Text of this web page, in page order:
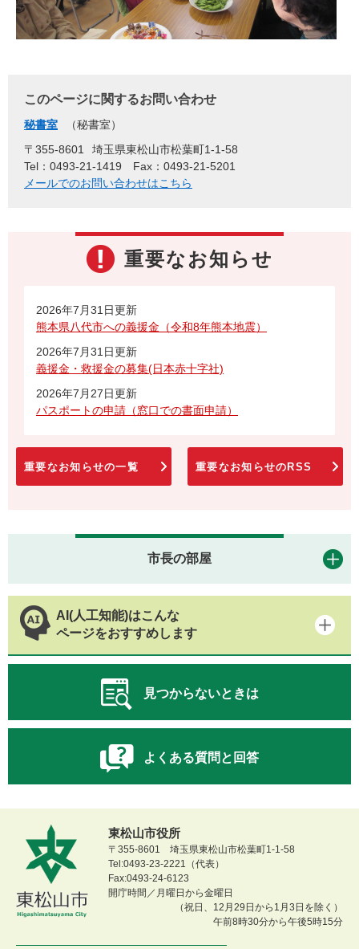
このページに関するお問い合わせ
秘書室
秘書室
〒355-8601
埼玉県東松山市松葉町1-1-58
Tel：0493-21-1419
Fax：0493-21-5201
メールでのお問い合わせはこちら
重要なお知らせ
2026年7月31日更新
熊本県八代市への義援金（令和8年熊本地震）
2026年7月31日更新
義援金・救援金の募集(日本赤十字社)
2026年7月27日更新
パスポートの申請（窓口での書面申請）
重要なお知らせの一覧 重要なお知らせのRSS
市長の部屋
AI(人工知能)はこんな
ページをおすすめします
見つからないときは
よくある質問と回答
東松山市役所
〒355-8601 埼玉県東松山市松葉町1-1-58
Tel:0493-23-2221（代表）
Fax:0493-24-6123
開庁時間／月曜日から金曜日
（祝日、12月29日から1月3日を除く）
午前8時30分から午後5時15分